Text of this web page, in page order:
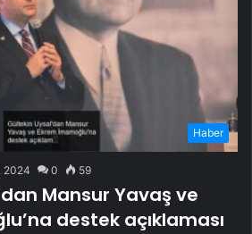
Haber
2024 0 59
Mansur Yavaş ve
destek açıklaması